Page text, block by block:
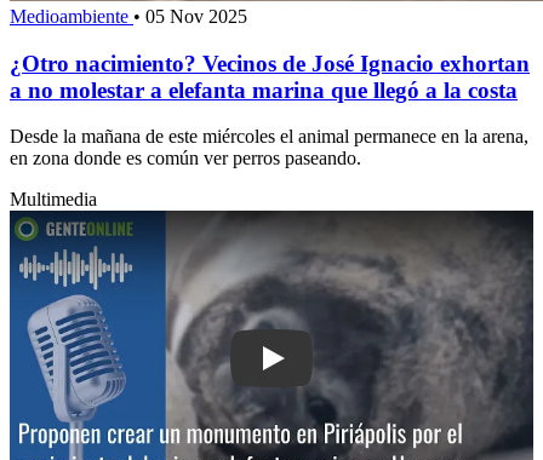
Medioambiente • 05 Nov 2025
¿Otro nacimiento? Vecinos de José Ignacio exhortan
a no molestar a elefanta marina que llegó a la costa
Desde la mañana de este miércoles el animal permanece en la arena,
en zona donde es común ver perros paseando.
Multimedia
Play: Proponen crear un monumento